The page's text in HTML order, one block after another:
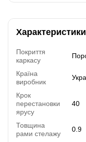
Характеристики
Покриття
каркасу
Країна
виробник
Крок
перестановки
ярусу
40
Товщина
рами стелажу
0.9